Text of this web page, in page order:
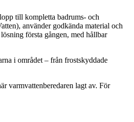
till kompletta badrums- och
använder godkända material och
första gången, med hållbar
i området – från frostskyddade
varmvattenberedaren lagt av. För